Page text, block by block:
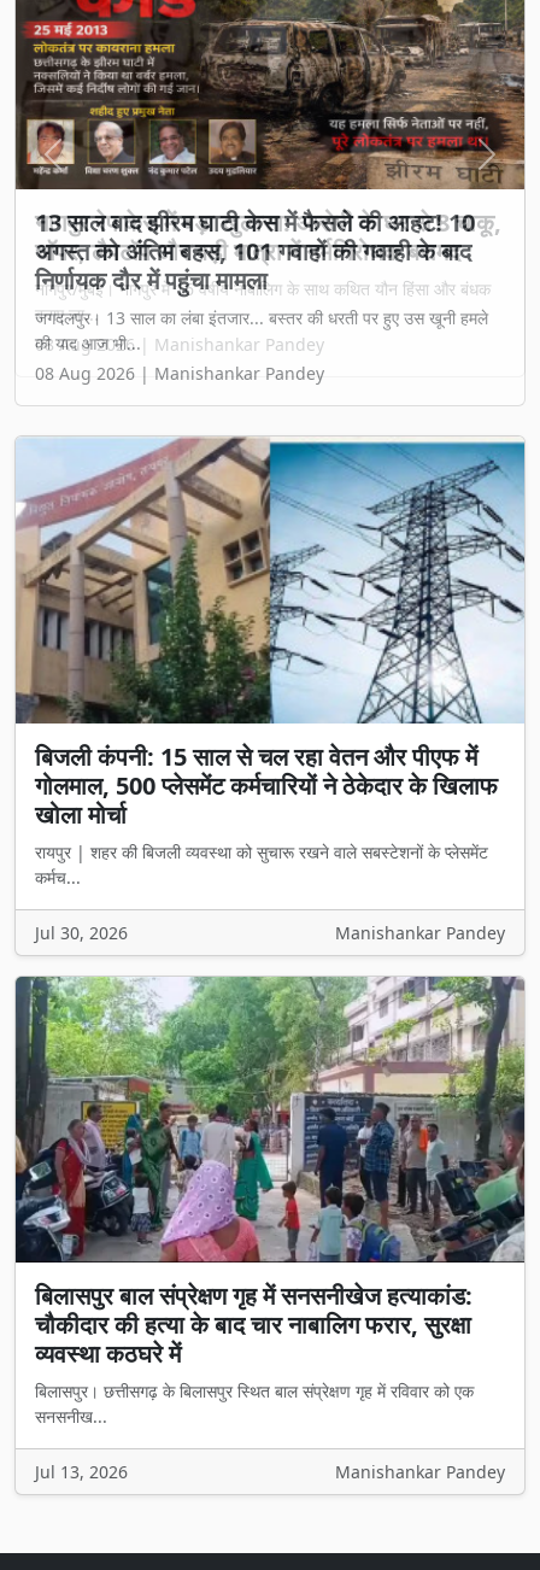
13 साल बाद झीरम घाटी केस में फैसले की आहट! 10
अगस्त को अंतिम बहस, 101 गवाहों की गवाही के बाद
निर्णायक दौर में पहुंचा मामला
जगदलपुर। 13 साल का लंबा इंतजार... बस्तर की धरती पर हुए उस खूनी हमले
की याद आज भी...
08 Aug 2026 | Manishankar Pandey
Previous Next
बिजली कंपनी: 15 साल से चल रहा वेतन और पीएफ में
गोलमाल, 500 प्लेसमेंट कर्मचारियों ने ठेकेदार के खिलाफ
खोला मोर्चा
रायपुर | शहर की बिजली व्यवस्था को सुचारू रखने वाले सबस्टेशनों के प्लेसमेंट
कर्मच...
Jul 30, 2026 Manishankar Pandey
बिलासपुर बाल संप्रेक्षण गृह में सनसनीखेज हत्याकांड:
चौकीदार की हत्या के बाद चार नाबालिग फरार, सुरक्षा
व्यवस्था कठघरे में
बिलासपुर। छत्तीसगढ़ के बिलासपुर स्थित बाल संप्रेक्षण गृह में रविवार को एक
सनसनीख...
Jul 13, 2026 Manishankar Pandey